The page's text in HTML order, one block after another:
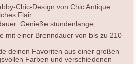
Chic-Design von Chic Antique
Flair.
Genieße stundenlange,
mit einer Brenndauer von bis zu 210
deinen Favoriten aus einer großen
Farben und verschiedenen